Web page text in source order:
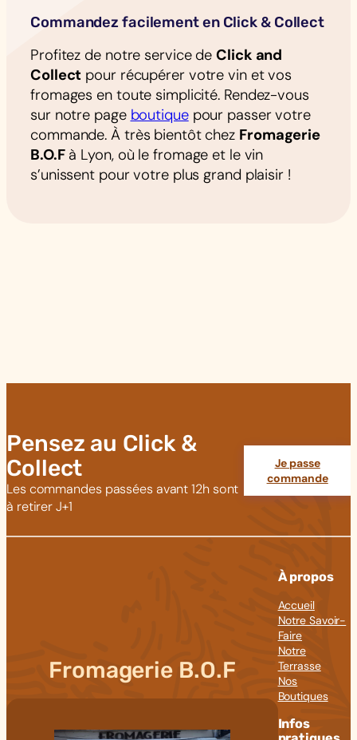
Commandez facilement en Click & Collect
Profitez de notre service deClick and
Collect pour récupérer votre vin et vos
fromages en toute simplicité. Rendez-vous
sur notre page boutiquepour passer votre
commande. À très bientôt chez Fromagerie
B.O.Fà Lyon, où le fromage et le vin
s’unissent pour votre plus grand plaisir !
Pensez au Click &
Collect
Les commandes passées avant 12h sont
à retirer J+1
Je passe
commande
Fromagerie B.O.F
À propos
Accueil
Notre Savoir-
Faire
Notre
Terrasse
Nos
Boutiques
Infos